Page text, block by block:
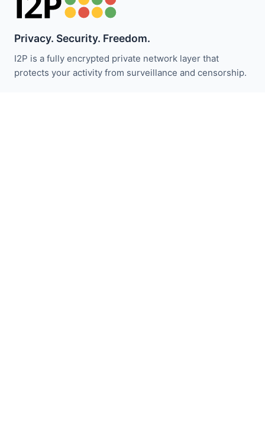
Privacy. Security. Freedom.
I2P is a fully encrypted private network layer that
protects your activity from surveillance and censorship.